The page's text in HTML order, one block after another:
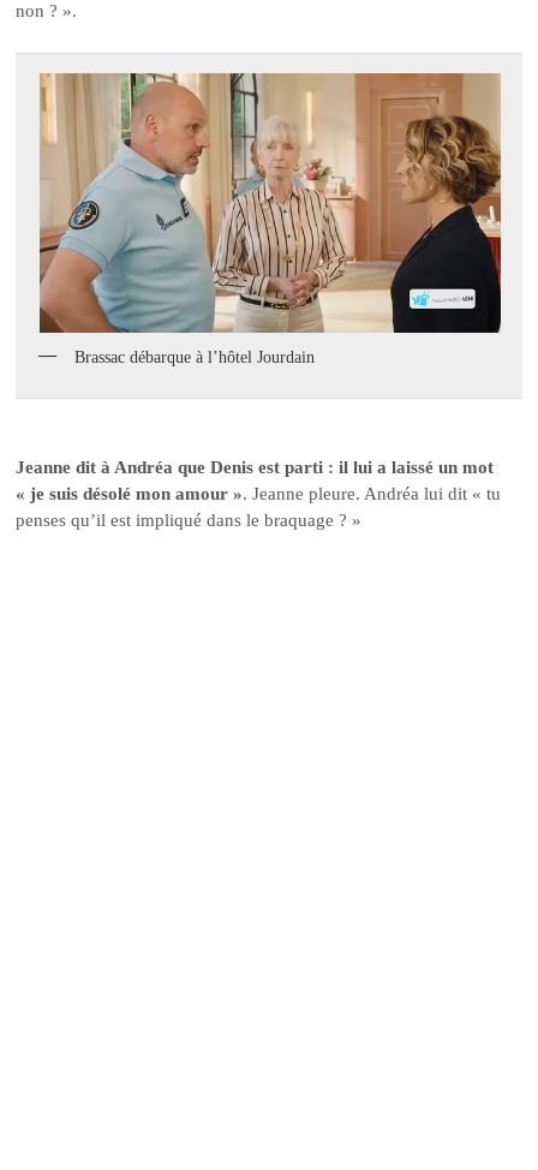
non ? ».
Brassac débarque à l’hôtel Jourdain
Jeanne dit à Andréa que Denis est parti : il lui a laissé un mot
« je suis désolé mon amour ». Jeanne pleure. Andréa lui dit « tu
penses qu’il est impliqué dans le braquage ? »